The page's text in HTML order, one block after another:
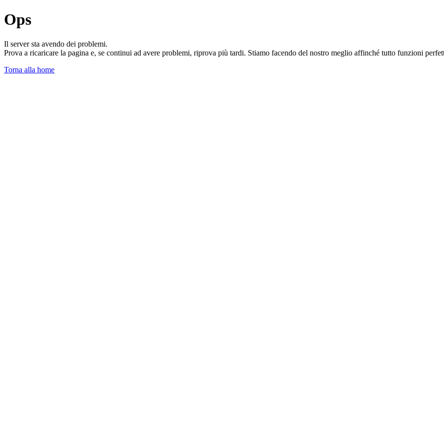
Ops
Il server sta avendo dei problemi.
Prova a ricaricare la pagina e, se continui ad avere problemi, riprova più tardi. Stiamo facendo del nostro meglio affinché tutto funzioni
Torna alla home